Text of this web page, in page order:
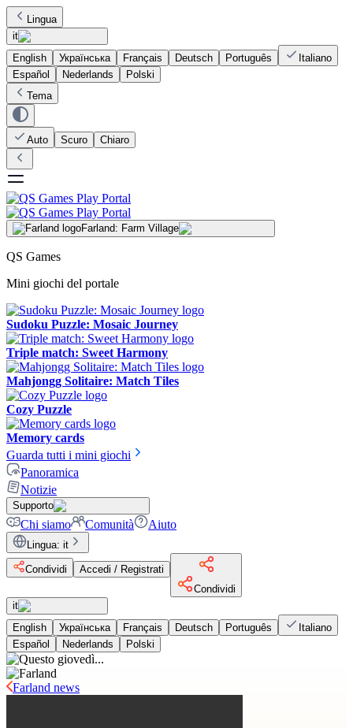
Lingua
it
English
Українська Français Deutsch Português
Italiano
Español
Nederlands
Polski
Tema
Auto Scuro Chiaro
Farland: Farm Village
QS Games
Mini giochi del portale
Sudoku Puzzle: Mosaic Journey
Triple match: Sweet Harmony
Mahjongg Solitaire: Match Tiles
Cozy Puzzle
Memory cards
Guarda tutti i mini giochi
Panoramica
Notizie
Supporto
Chi siamo Comunità Aiuto
Lingua: it
Condividi
Accedi / Registrati
Condividi
it
English
Українська Français Deutsch Português
Italiano
Español
Nederlands Polski
Farland news